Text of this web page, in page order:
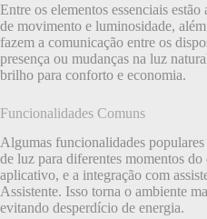
Entre os elementos essenciais
de movimento e luminosidade,
fazem a comunicação entre os
presença ou mudanças na luz
brilho para conforto e economia.
Funcionalidades Comuns
Algumas funcionalidades
de luz para diferentes momentos
aplicativo, e a integração com
Assistente. Isso torna o ambiente
evitando desperdício de energia.